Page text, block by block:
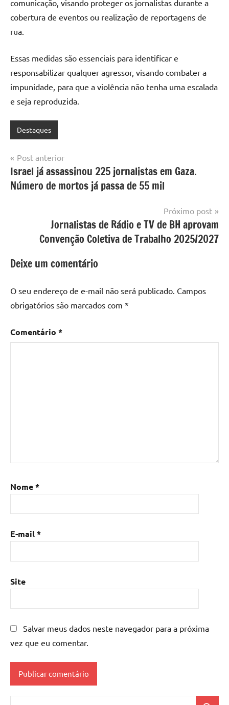
comunicação, visando proteger os jornalistas durante a
cobertura de eventos ou realização de reportagens de
rua.
Essas medidas são essenciais para identificar e
responsabilizar qualquer agressor, visando combater a
impunidade, para que a violência não tenha uma escalada
e seja reproduzida.
Destaques
Navegação
de
Post
Post anterior
Israel já assassinou 225 jornalistas em Gaza.
Número de mortos já passa de 55 mil
Próximo post
Jornalistas de Rádio e TV de BH aprovam
Convenção Coletiva de Trabalho 2025/2027
Deixe um comentário
O seu endereço de e-mail não será publicado. Campos
obrigatórios são marcados com *
Comentário *
Nome*
E-mail*
Site
Salvar meus dados neste navegador para a próxima
vez que eu comentar.